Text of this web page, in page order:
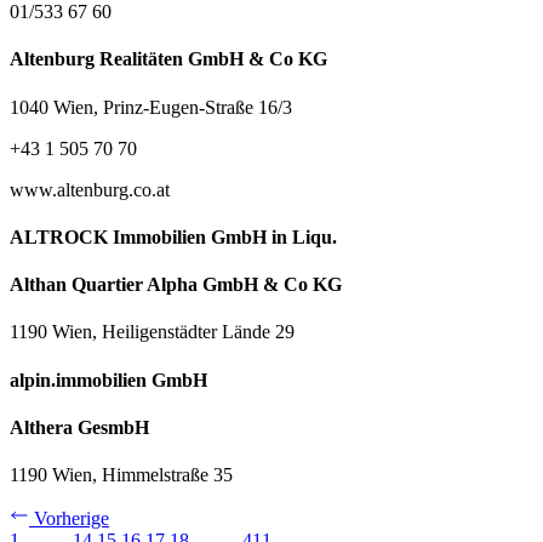
01/533 67 60
Altenburg Realitäten GmbH & Co KG
1040 Wien, Prinz-Eugen-Straße 16/3
+43 1 505 70 70
www.altenburg.co.at
ALTROCK Immobilien GmbH in Liqu.
Althan Quartier Alpha GmbH & Co KG
1190 Wien, Heiligenstädter Lände 29
alpin.immobilien GmbH
Althera GesmbH
1190 Wien, Himmelstraße 35
Vorherige